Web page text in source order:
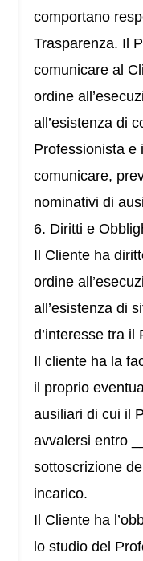
comportano
Trasparenza. Il
comunicare al
ordine
all’esistenza di
Professionista e
comunicare,
nominativi di
6. Diritti e
Il Cliente ha
ordine
all’esistenza di
d’interesse tra il
Il cliente ha la
il proprio
ausiliari di cui il
avvalersi entro
sottoscrizione
incarico.
Il Cliente ha
lo studio del